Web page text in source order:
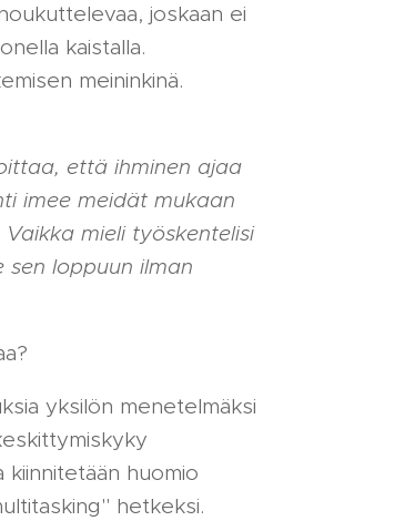
joskaan ei
kaistalla.
meininkinä.
että ihminen ajaa
imee meidät mukaan
mieli työskentelisi
loppuun ilman
yksilön menetelmäksi
kiinnitetään huomio
hetkeksi.